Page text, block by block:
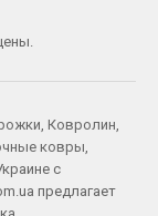
Ковролин
ковры
с
предлагает